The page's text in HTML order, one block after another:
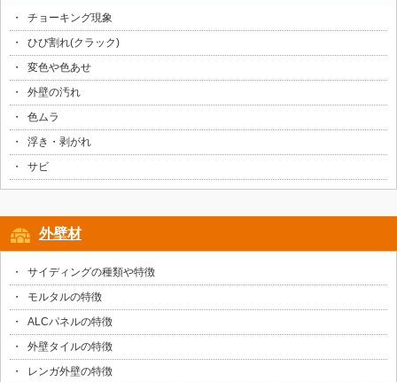
チョーキング現象
ひび割れ(クラック)
変色や色あせ
外壁の汚れ
色ムラ
浮き・剥がれ
サビ
外壁材
サイディングの種類や特徴
モルタルの特徴
ALCパネルの特徴
外壁タイルの特徴
レンガ外壁の特徴